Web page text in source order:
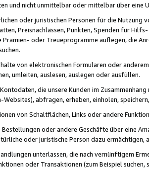
und nicht unmittelbar oder mittelbar über eine
oder juristischen Personen für die Nutzung
Preisnachlässen, Punkten, Spenden für
Prämien- oder Treueprogramme auflegen, die
von elektronischen Formularen oder
umleiten, auslesen, auslegen oder ausfüllen.
die unsere Kunden im
Websites), abfragen, erheben, einholen,
von Schaltflächen, Links oder andere
Bestellungen oder andere Geschäfte über eine
oder juristische Person dazu
unterlassen, die nach vernünftigem
oder Transaktionen (zum Beispiel